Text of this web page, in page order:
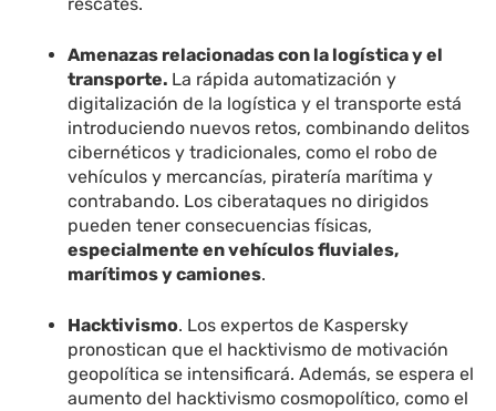
Amenazas relacionadas con la logística y el
transporte. La rápida automatización y
digitalización de la logística y el transporte está
introduciendo nuevos retos, combinando delitos
cibernéticos y tradicionales, como el robo de
vehículos y mercancías, piratería marítima y
contrabando. Los ciberataques no dirigidos
pueden tener consecuencias físicas,
especialmente en vehículos fluviales,
marítimos y camiones.
Hacktivismo. Los expertos de Kaspersky
pronostican que el hacktivismo de motivación
geopolítica se intensificará. Además, se espera el
aumento del hacktivismo cosmopolítico, como el